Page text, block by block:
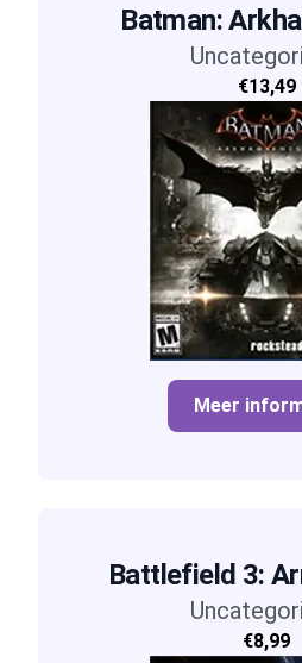
Batman:
€13,49
Meer
Battlefield 3:
€8,99